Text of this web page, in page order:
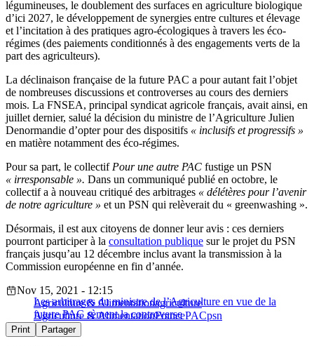
légumineuses, le doublement des surfaces en agriculture biologique
d’ici 2027, le développement de synergies entre cultures et élevage
et l’incitation à des pratiques agro-écologiques à travers les éco-
régimes (des paiements conditionnés à des engagements verts de la
part des agriculteurs).
La déclinaison française de la future PAC a pour autant fait l’objet
de nombreuses discussions et controverses au cours des derniers
mois. La FNSEA, principal syndicat agricole français, avait ainsi, en
juillet dernier, salué la décision du ministre de l’Agriculture Julien
Denormandie d’opter pour des dispositifs « inclusifs et progressifs »
en matière notamment des éco-régimes.
Pour sa part, le collectif Pour une autre PAC fustige un PSN
« irresponsable ». Dans un communiqué publié en octobre, le
collectif a à nouveau critiqué des arbitrages « délétères pour l’avenir
de notre agriculture » et un PSN qui relèverait du « greenwashing ».
Désormais, il est aux citoyens de donner leur avis : ces derniers
pourront participer à la consultation publique sur le projet du PSN
français jusqu’au 12 décembre inclus avant la transmission à la
Commission européenne en fin d’année.
Les arbitrages du ministre de l’Agriculture en vue de la
future PAC sèment la controverse
Nov 15, 2021 - 12:15
Agriculture & Alimentationagriculture
Agriculture & AlimentationFrancePACpsn
Print Partager